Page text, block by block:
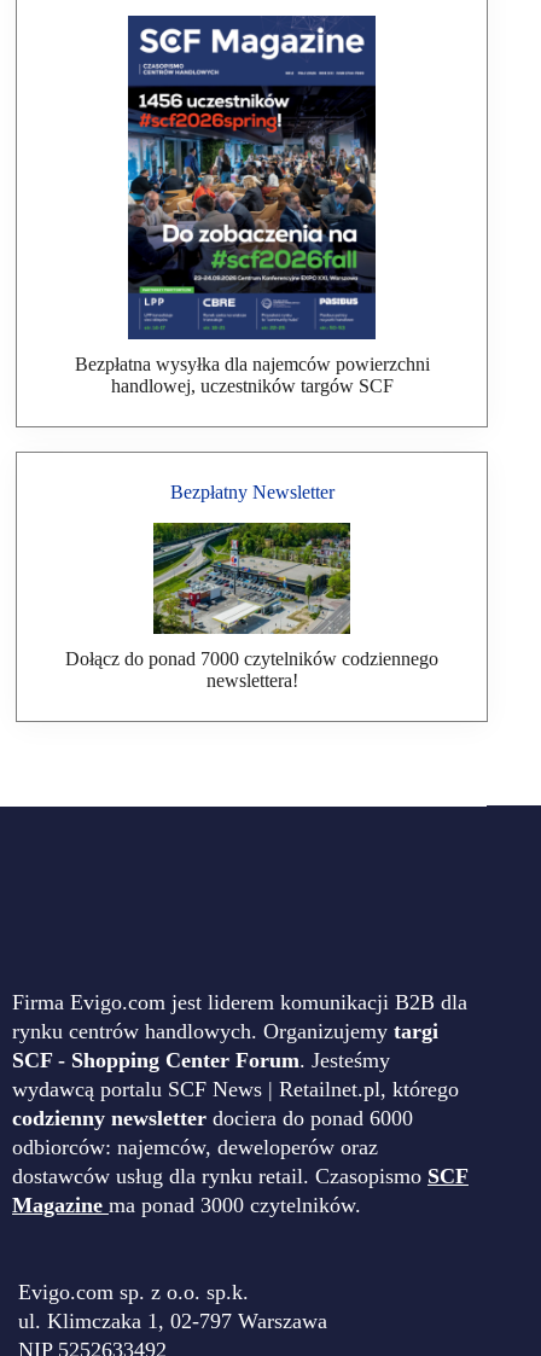
Bezpłatna wysyłka dla najemców powierzchni
handlowej, uczestników targów SCF
Bezpłatny Newsletter
Dołącz do ponad 7000 czytelników codziennego
newslettera!
Firma Evigo.com jest liderem komunikacji B2B dla
rynku centrów handlowych. Organizujemy targi
SCF - Shopping Center Forum. Jesteśmy
wydawcą portalu SCF News | Retailnet.pl, którego
codzienny newsletter dociera do ponad 6000
odbiorców: najemców, deweloperów oraz
dostawców usług dla rynku retail. Czasopismo SCF
Magazine ma ponad 3000 czytelników.
Evigo.com sp. z o.o. sp.k.
ul. Klimczaka 1, 02-797 Warszawa
NIP 5252633492